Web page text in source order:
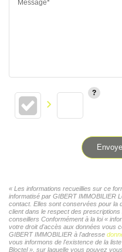
Message*
« Les informations recueillies sur ce
informatisé par GIBERT IMMOBILIER
contact. Elles sont conservées pour la
client dans le respect des
conseillers Conformément à la loi «
votre droit d'accès aux données vous
GIBERT IMMOBILIER à l'adresse
vous informons de l'existence de la
Bloctel », sur laquelle vous pouvez